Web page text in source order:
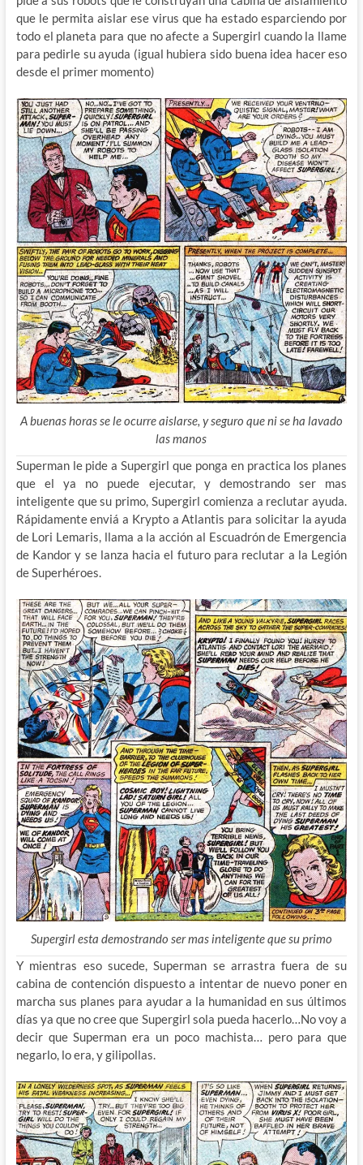
que le permita aislar ese virus que ha estado esparciendo por
todo el planeta para que no afecte a Supergirl cuando la llame
para pedirle su ayuda (igual hubiera sido buena idea hacer eso
desde el primer momento)
A buenas horas se le ocurre aislarse, y seguro que ni se ha lavado
las manos
Superman le pide a Supergirl que ponga en practica los planes
que el ya no puede ejecutar, y demostrando ser mas
inteligente que su primo, Supergirl comienza a reclutar ayuda.
Rápidamente enviá a Krypto a Atlantis para solicitar la ayuda
de Lori Lemaris, llama a la acción al Escuadrón de Emergencia
de Kandor y se lanza hacia el futuro para reclutar a la Legión
de Superhéroes.
Supergirl esta demostrando ser mas inteligente que su primo
Y mientras eso sucede, Superman se arrastra fuera de su
cabina de contención dispuesto a intentar de nuevo poner en
marcha sus planes para ayudar a la humanidad en sus últimos
días ya que no cree que Supergirl sola pueda hacerlo…No voy a
decir que Superman era un poco machista… pero para que
negarlo, lo era, y gilipollas.